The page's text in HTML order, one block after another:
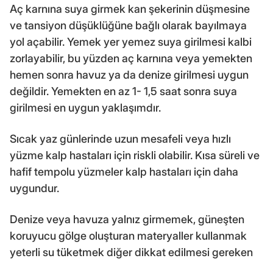
Aç karnına suya girmek kan şekerinin düşmesine
ve tansiyon düşüklüğüne bağlı olarak bayılmaya
yol açabilir. Yemek yer yemez suya girilmesi kalbi
zorlayabilir, bu yüzden aç karnına veya yemekten
hemen sonra havuz ya da denize girilmesi uygun
değildir. Yemekten en az 1- 1,5 saat sonra suya
girilmesi en uygun yaklaşımdır.
Sıcak yaz günlerinde uzun mesafeli veya hızlı
yüzme kalp hastaları için riskli olabilir. Kısa süreli ve
hafif tempolu yüzmeler kalp hastaları için daha
uygundur.
Denize veya havuza yalnız girmemek, güneşten
koruyucu gölge oluşturan materyaller kullanmak
yeterli su tüketmek diğer dikkat edilmesi gereken